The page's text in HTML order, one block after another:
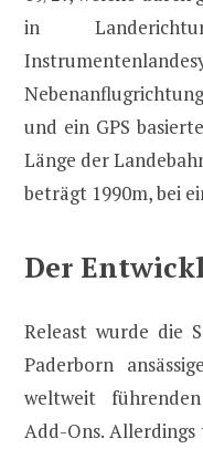
in
und ein GPS
Länge der
beträgt 1990m, bei
Der
Releast wurde die
Paderborn
weltweit
Add-Ons.